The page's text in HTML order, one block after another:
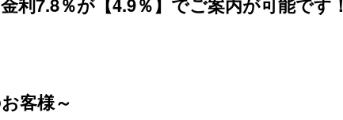
客様～